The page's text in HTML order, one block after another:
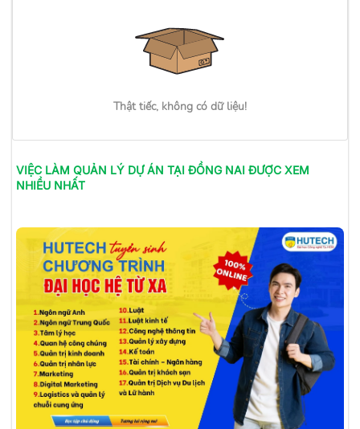
Thật tiếc, không có dữ liệu!
VIỆC LÀM QUẢN LÝ DỰ ÁN TẠI ĐỒNG NAI ĐƯỢC XEM
NHIỀU NHẤT